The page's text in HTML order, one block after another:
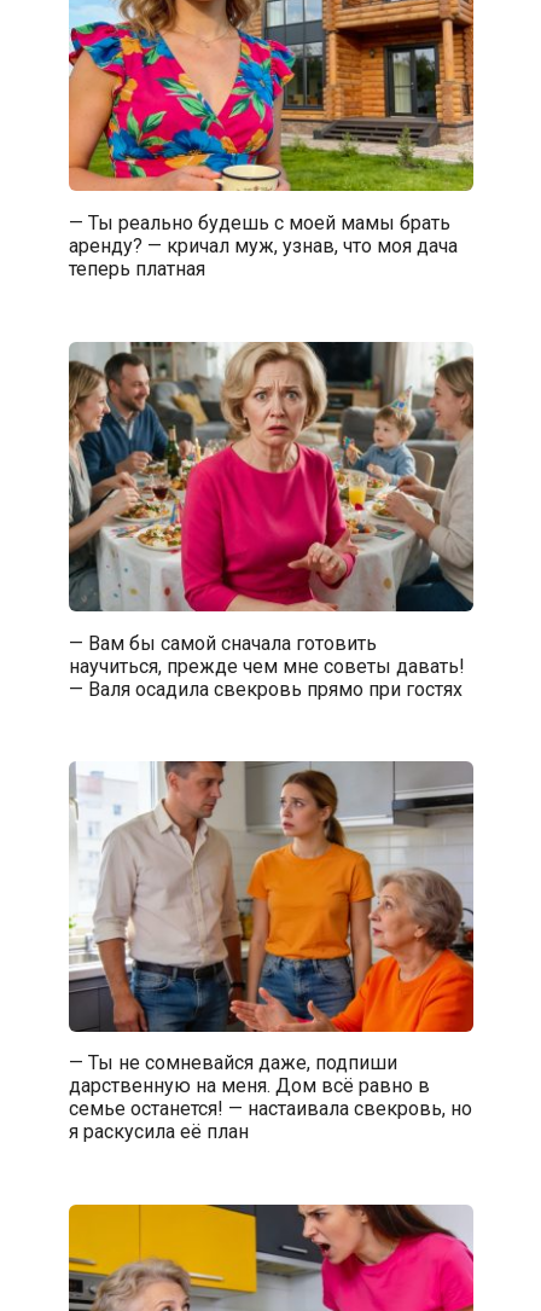
— Ты реально будешь с моей мамы брать
аренду? — кричал муж, узнав, что моя дача
теперь платная
— Вам бы самой сначала готовить
научиться, прежде чем мне советы давать!
— Валя осадила свекровь прямо при гостях
— Ты не сомневайся даже, подпиши
дарственную на меня. Дом всё равно в
семье останется! — настаивала свекровь, но
я раскусила её план